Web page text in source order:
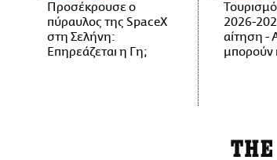
Προσέκρουσε ο
πύραυλος της SpaceX
στη Σελήνη:
Επηρεάζεται η Γη;
2026-
αίτηση -
μπορούν